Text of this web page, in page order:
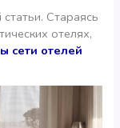
Стараясь
отелях,
сети отелей